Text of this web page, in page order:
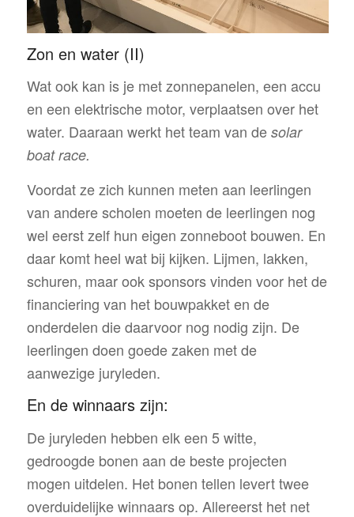
Zon en water (II)
Wat ook kan is je met zonnepanelen, een accu
en een elektrische motor, verplaatsen over het
water. Daaraan werkt het team van de solar
boat race.
Voordat ze zich kunnen meten aan leerlingen
van andere scholen moeten de leerlingen nog
wel eerst zelf hun eigen zonneboot bouwen. En
daar komt heel wat bij kijken. Lijmen, lakken,
schuren, maar ook sponsors vinden voor het de
financiering van het bouwpakket en de
onderdelen die daarvoor nog nodig zijn. De
leerlingen doen goede zaken met de
aanwezige juryleden.
En de winnaars zijn:
De juryleden hebben elk een 5 witte,
gedroogde bonen aan de beste projecten
mogen uitdelen. Het bonen tellen levert twee
overduidelijke winnaars op. Allereerst het net